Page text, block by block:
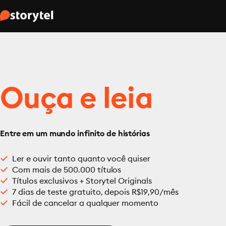
Ouça e leia
Entre em um mundo infinito de histórias
Ler e ouvir tanto quanto você quiser
Com mais de 500.000 títulos
Títulos exclusivos + Storytel Originals
7 dias de teste gratuito, depois R$19,90/mês
Fácil de cancelar a qualquer momento